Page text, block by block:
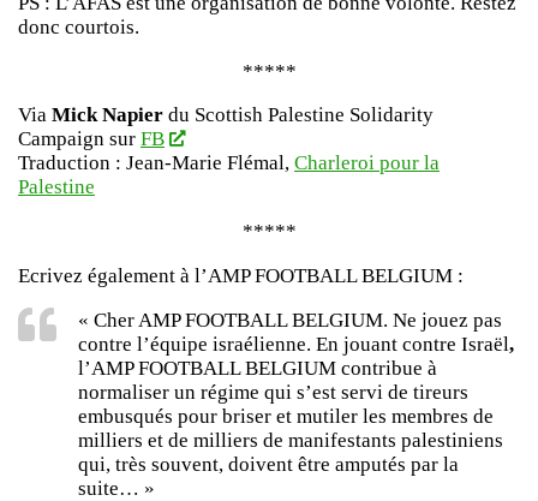
donc courtois.
*****
Via Mick Napier du Scottish Palestine Solidarity
Campaign sur FB
Traduction : Jean-Marie Flémal, Charleroi pour la
Palestine
*****
Ecrivez également à l’AMP FOOTBALL BELGIUM :
« Cher AMP FOOTBALL BELGIUM. Ne jouez pas
contre l’équipe israélienne. En jouant contre Israël,
l’AMP FOOTBALL BELGIUM contribue à
normaliser un régime qui s’est servi de tireurs
embusqués pour briser et mutiler les membres de
milliers et de milliers de manifestants palestiniens
qui, très souvent, doivent être amputés par la
suite… »